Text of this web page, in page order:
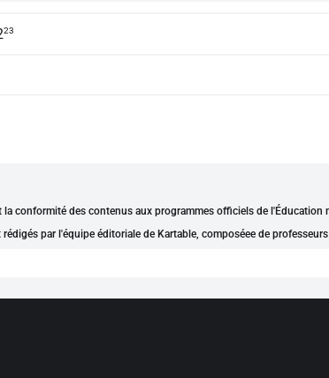
23
la conformité des contenus aux programmes officiels de l'Éducation
rédigés par l'équipe éditoriale de Kartable, composéee de